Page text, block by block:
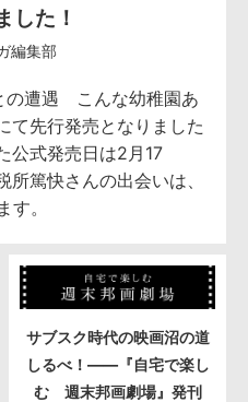
した！
編集部
の遭遇 こんな幼稚園あ
て先行発売となりました
公式発売日は2月17
篤快さんの出会いは、
。
サブスク時代の映画沼の道
しるべ！――『自宅で楽し
む 週末邦画劇場』発刊